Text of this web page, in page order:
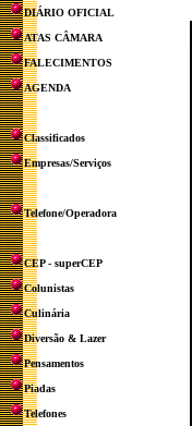
DIÁRIO OFICIAL
ATAS CÂMARA
FALECIMENTOS
AGENDA
Classificados
Empresas/Serviços
Telefone/Operadora
CEP - superCEP
Colunistas
Culinária
Diversão & Lazer
Pensamentos
Piadas
Telefones